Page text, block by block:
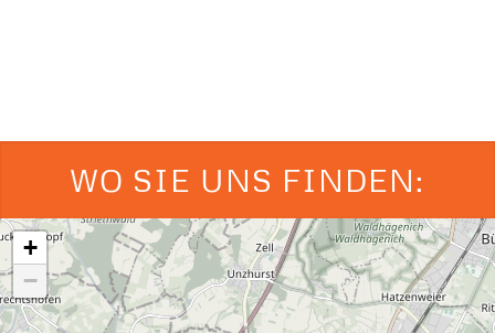
WO SIE UNS FINDEN:
+
−